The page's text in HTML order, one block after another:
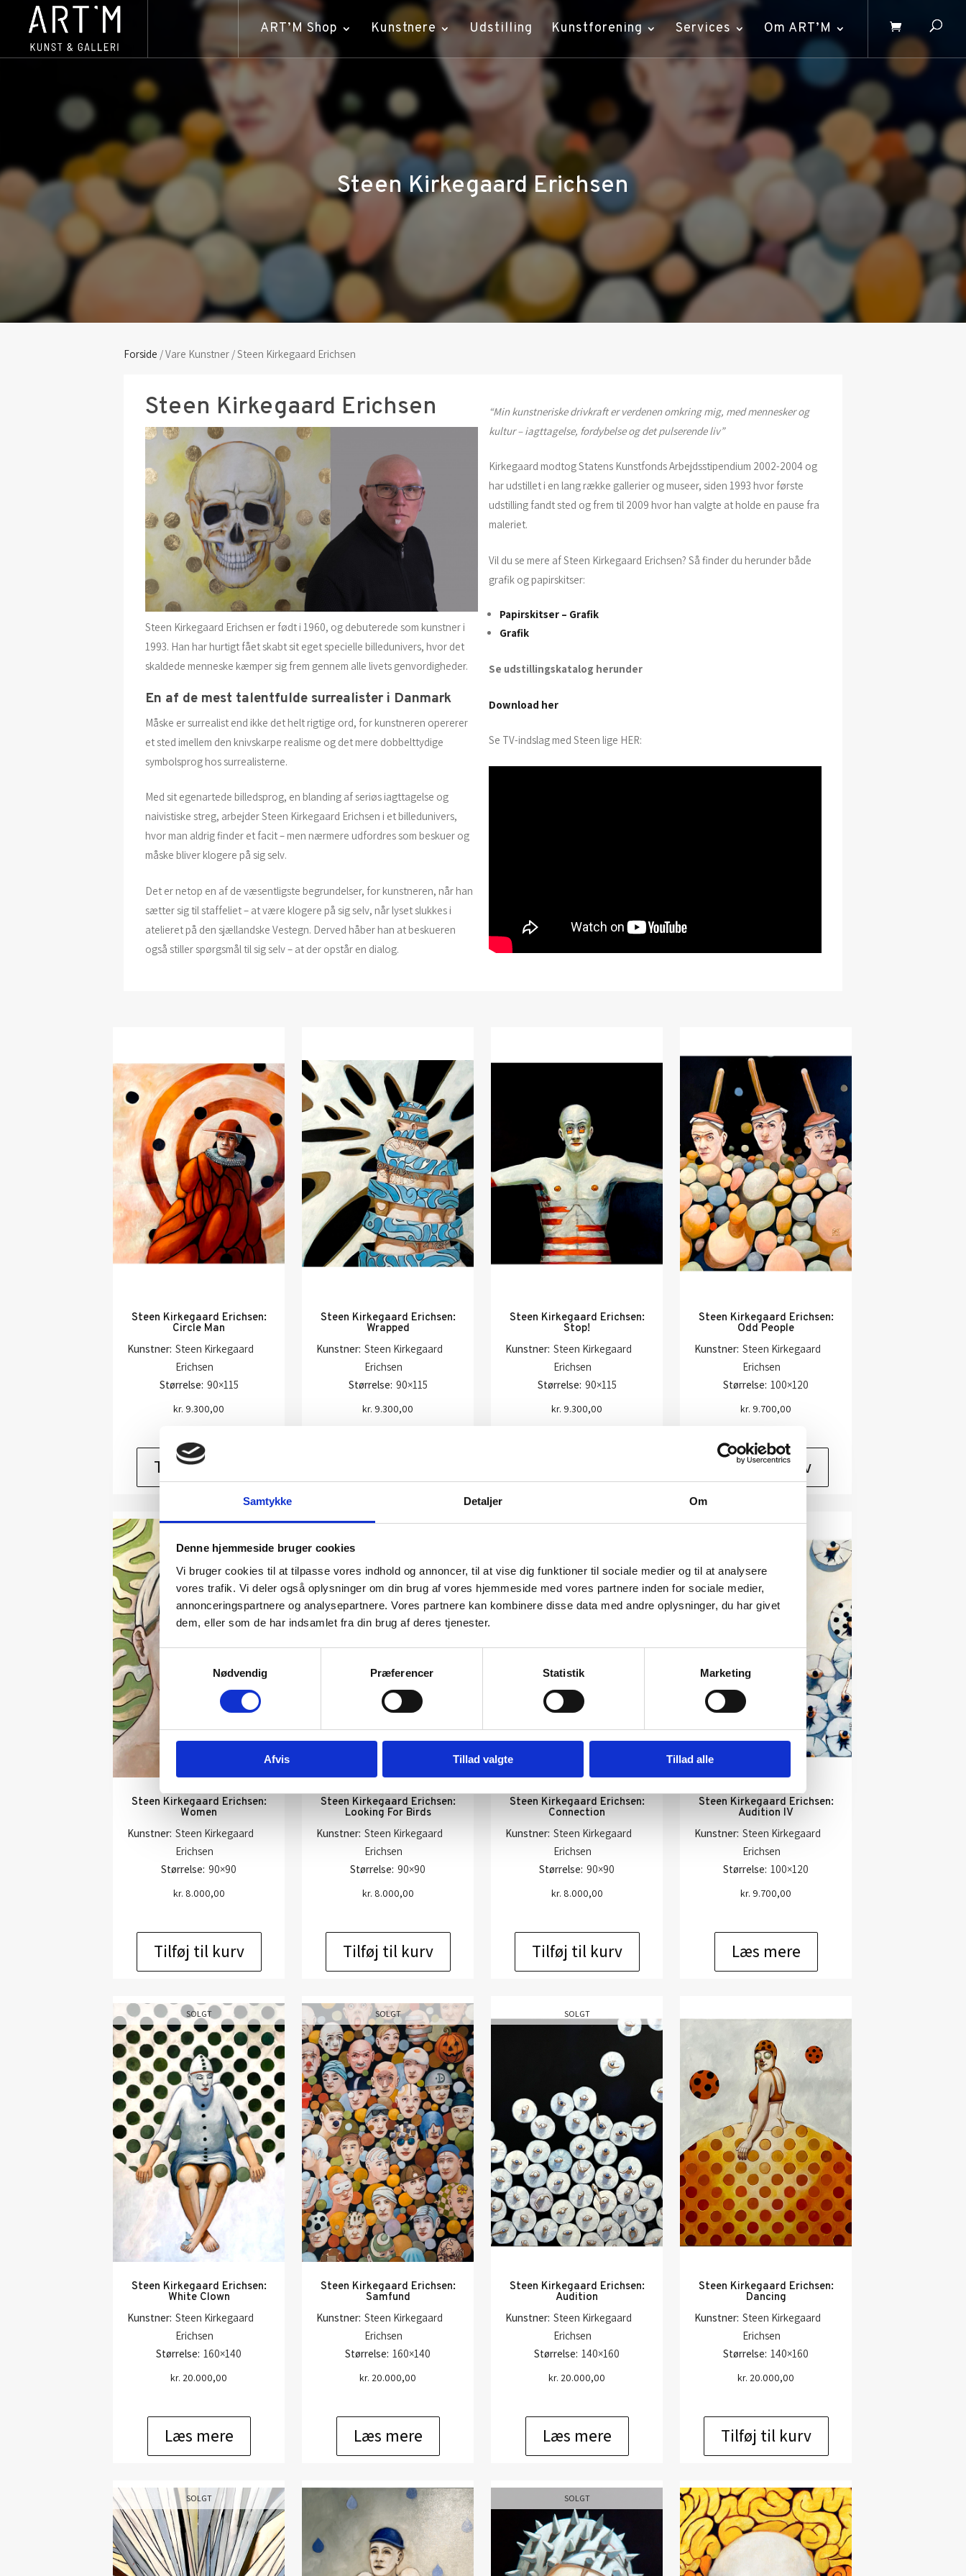
Samtykke Detaljer Om
Denne hjemmeside bruger cookies
Vi bruger cookies til at tilpasse vores indhold og annoncer, til at vise dig funktioner til sociale medier og til at analysere
vores trafik. Vi deler også oplysninger om din brug af vores hjemmeside med vores partnere inden for sociale medier,
annonceringspartnere og analysepartnere. Vores partnere kan kombinere disse data med andre oplysninger, du har givet
dem, eller som de har indsamlet fra din brug af deres tjenester.
Nødvendig
Præferencer Statistik Marketing
Afvis Tillad valgte Tillad alle
ART’M Shop Kunstnere Udstilling Kunstforening Services Om ART’M
Steen Kirkegaard Erichsen
Forside / Vare Kunstner / Steen Kirkegaard Erichsen
Steen Kirkegaard Erichsen
Steen Kirkegaard Erichsen er født i 1960, og debuterede som kunstner i
1993. Han har hurtigt fået skabt sit eget specielle billedunivers, hvor det
skaldede menneske kæmper sig frem gennem alle livets genvordigheder.
En af de mest talentfulde surrealister i Danmark
Måske er surrealist end ikke det helt rigtige ord, for kunstneren opererer
et sted imellem den knivskarpe realisme og det mere dobbelttydige
symbolsprog hos surrealisterne.
Med sit egenartede billedsprog, en blanding af seriøs iagttagelse og
naivistiske streg, arbejder Steen Kirkegaard Erichsen i et billedunivers,
hvor man aldrig finder et facit – men nærmere udfordres som beskuer og
måske bliver klogere på sig selv.
Det er netop en af de væsentligste begrundelser, for kunstneren, når han
sætter sig til staffeliet – at være klogere på sig selv, når lyset slukkes i
atelieret på den sjællandske Vestegn. Derved håber han at beskueren
også stiller spørgsmål til sig selv – at der opstår en dialog.
“Min kunstneriske drivkraft er verdenen omkring mig, med mennesker og
kultur – iagttagelse, fordybelse og det pulserende liv”
Kirkegaard modtog Statens Kunstfonds Arbejdsstipendium 2002-2004 og
har udstillet i en lang række gallerier og museer, siden 1993 hvor første
udstilling fandt sted og frem til 2009 hvor han valgte at holde en pause fra
maleriet.
Vil du se mere af Steen Kirkegaard Erichsen? Så finder du herunder både
grafik og papirskitser:
Papirskitser – Grafik
Grafik
Se udstillingskatalog herunder
Download her
Se TV-indslag med Steen lige HER:
Steen Kirkegaard Erichsen:
Circle Man
Kunstner: Steen Kirkegaard
Erichsen
Størrelse: 90×115
kr. 9.300,00
Tilføj til kurv
Steen Kirkegaard Erichsen:
Wrapped
Kunstner: Steen Kirkegaard
Erichsen
Størrelse: 90×115
kr. 9.300,00
Steen Kirkegaard Erichsen:
Stop!
Kunstner: Steen Kirkegaard
Erichsen
Størrelse: 90×115
kr. 9.300,00
Steen Kirkegaard Erichsen:
Odd People
Kunstner: Steen Kirkegaard
Erichsen
Størrelse: 100×120
kr. 9.700,00
Tilføj til kurv
Steen Kirkegaard Erichsen:
Women
Kunstner: Steen Kirkegaard
Erichsen
Størrelse: 90×90
kr. 8.000,00
Tilføj til kurv
Steen Kirkegaard Erichsen:
Looking For Birds
Kunstner: Steen Kirkegaard
Erichsen
Størrelse: 90×90
kr. 8.000,00
Tilføj til kurv
Steen Kirkegaard Erichsen:
Connection
Kunstner: Steen Kirkegaard
Erichsen
Størrelse: 90×90
kr. 8.000,00
Tilføj til kurv
Steen Kirkegaard Erichsen:
Audition IV
Kunstner: Steen Kirkegaard
Erichsen
Størrelse: 100×120
kr. 9.700,00
Læs mere
Steen Kirkegaard Erichsen:
White Clown
Kunstner: Steen Kirkegaard
Erichsen
Størrelse: 160×140
kr. 20.000,00
SOLGT
Læs mere
Steen Kirkegaard Erichsen:
Samfund
Kunstner: Steen Kirkegaard
Erichsen
Størrelse: 160×140
kr. 20.000,00
SOLGT
Læs mere
Steen Kirkegaard Erichsen:
Audition
Kunstner: Steen Kirkegaard
Erichsen
Størrelse: 140×160
kr. 20.000,00
SOLGT
Læs mere
Steen Kirkegaard Erichsen:
Dancing
Kunstner: Steen Kirkegaard
Erichsen
Størrelse: 140×160
kr. 20.000,00
Tilføj til kurv
SOLGT SOLGT